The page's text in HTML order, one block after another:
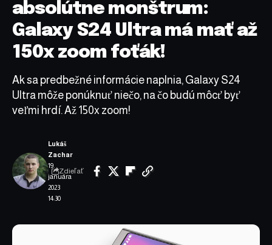
absolútne monštrum:
Galaxy S24 Ultra má mať až
150x zoom foťák!
Ak sa predbežné informácie naplnia, Galaxy S24
Ultra môže ponúknuť niečo, na čo budú môcť byť
veľmi hrdí. Až 150x zoom!
19.
januára
2023
14:30
Lukáš
Zachar
Zdieľať